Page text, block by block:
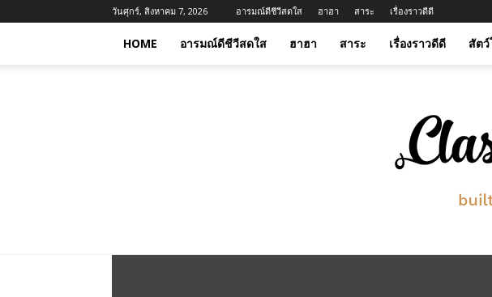
วันศุกร์, สิงหาคม 7, 2026 อารมณ์ดีชีวีสดใส ฮาฮา สาระ เรื่องราวดีดี
HOME อารมณ์ดีชีวีสดใส ฮาฮา สาระ เรื่องราวดีดี สัต